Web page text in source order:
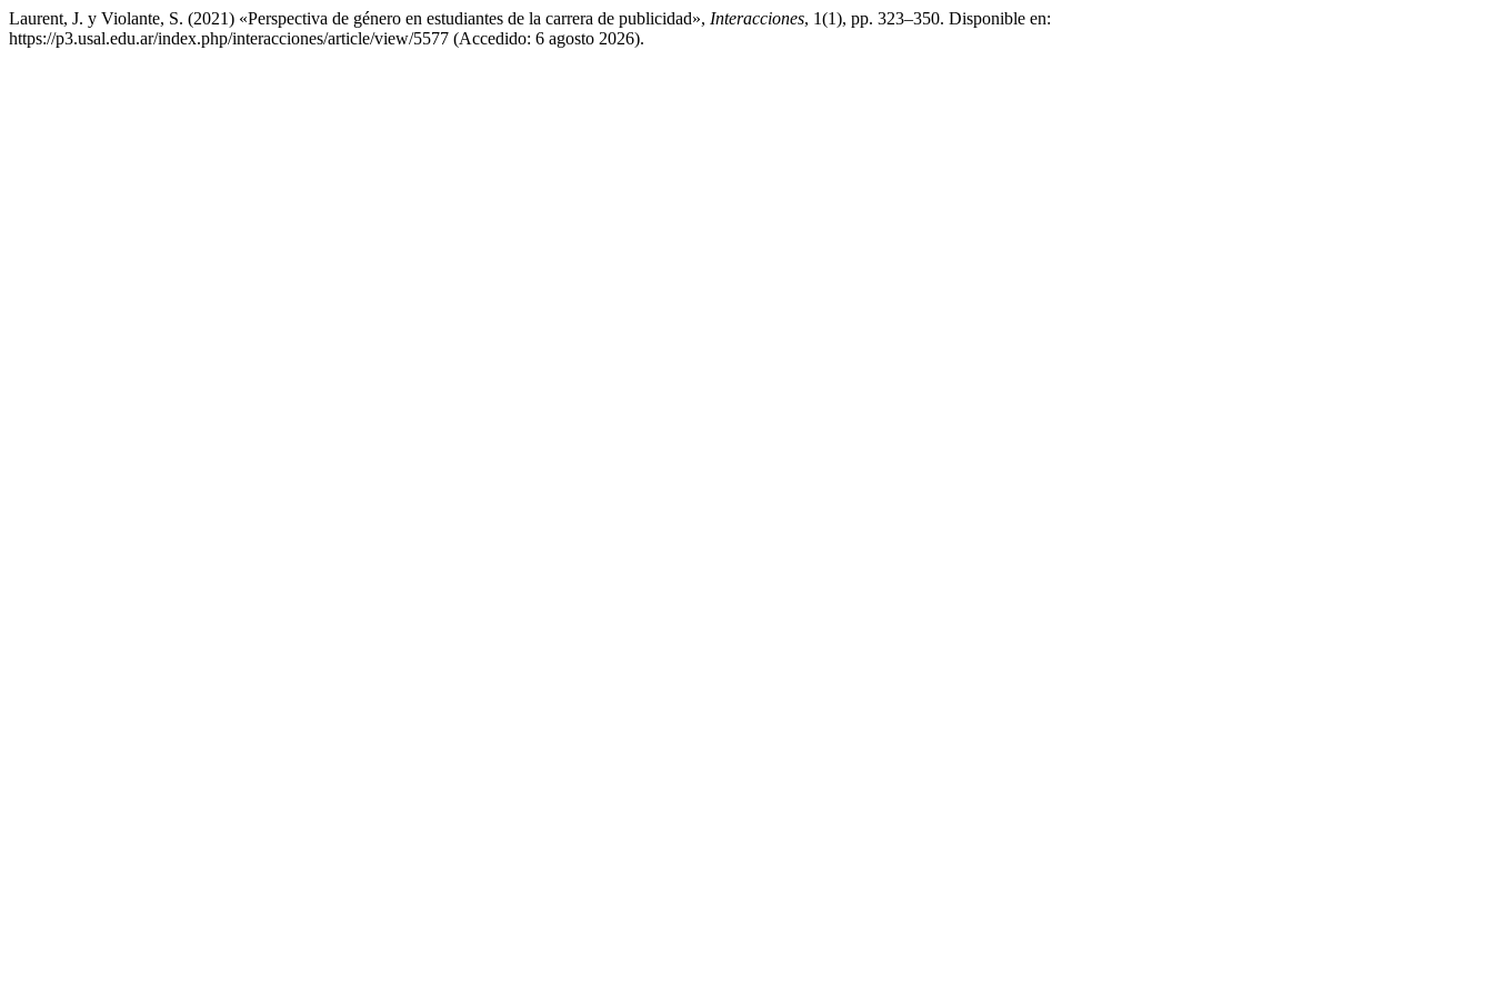
Laurent, J. y Violante, S. (2021) «Perspectiva de género en estudiantes de la carrera de publicidad», Interacciones, 1(1), pp. 323–350. Disponible en:
https://p3.usal.edu.ar/index.php/interacciones/article/view/5577 (Accedido: 6 agosto 2026).